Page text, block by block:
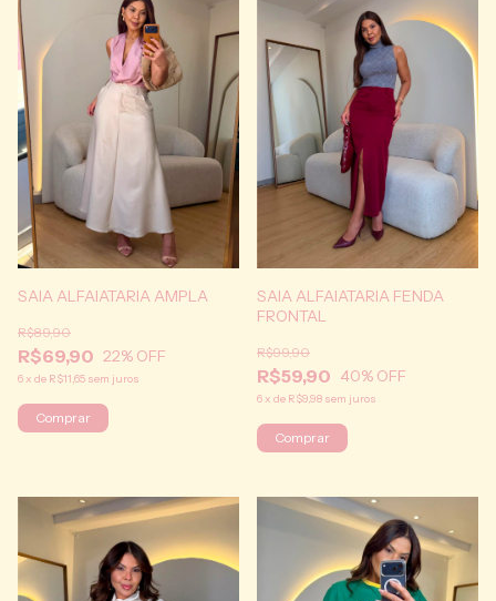
SAIA ALFAIATARIA AMPLA
R$69,90
R$89,90
22% OFF
6 x de R$11,65 sem juros
Comprar
SAIA ALFAIATARIA FENDA
FRONTAL
R$59,90
R$99,90
40% OFF
6 x de R$9,98 sem juros
Comprar